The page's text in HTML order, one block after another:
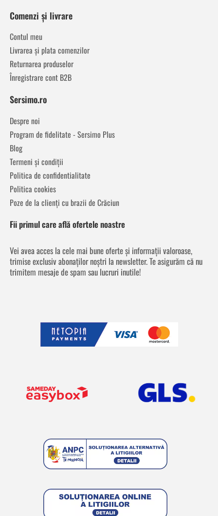
Comenzi și livrare
Contul meu
Livrarea și plata comenzilor
Returnarea produselor
Înregistrare cont B2B
Sersimo.ro
Despre noi
Program de fidelitate - Sersimo Plus
Blog
Termeni și condiții
Politica de confidentialitate
Politica cookies
Poze de la clienți cu brazii de Crăciun
Fii primul care află ofertele noastre
Vei avea acces la cele mai bune oferte și informații valoroase,
trimise exclusiv abonaților noștri la newsletter. Te asigurăm că nu
trimitem mesaje de spam sau lucruri inutile!